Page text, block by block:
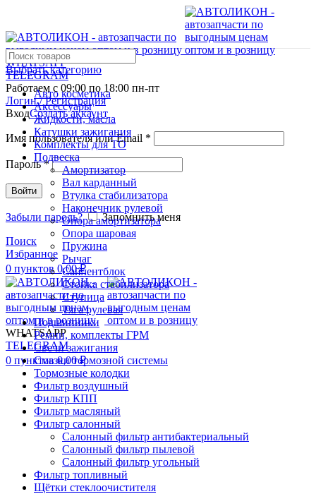
WHATSAPP
TELEGRAM
Работаем с 09:00 по 18:00 пн-пт
Логин / Регистрация
ВходСоздать аккаунт
Имя пользователя или Email *
Пароль*
Войти
Забыли пароль?
Запомнить меня
Поиск
Избранное
0 пунктов 0,00₽
WHATSAPP
TELEGRAM
0 пунктов 0,00₽
Выбрать категорию
Авто косметика
Аксессуары
Жидкости, масла
Катушки зажигания
Комплекты для ТО
Подвеска
Амортизатор
Вал карданный
Втулка стабилизатора
Наконечник рулевой
Опора амортизатора
Опора шаровая
Пружина
Рычаг
Сайлентблок
Стойка стабилизатора
Ступица
Тяга рулевая
Подшипники
Ремни, комплекты ГРМ
Свечи зажигания
Смазки тормозной системы
Тормозные колодки
Фильтр воздушный
Фильтр КПП
Фильтр масляный
Фильтр салонный
Салонный фильтр антибактериальный
Салонный фильтр пылевой
Салонный фильтр угольный
Фильтр топливный
Щётки стеклоочистителя